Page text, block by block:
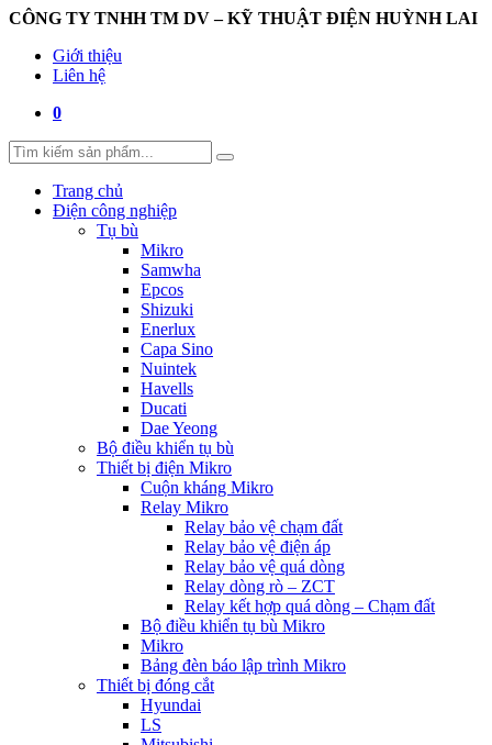
CÔNG TY TNHH TM DV – KỸ THUẬT ĐIỆN HUỲNH LAI
Giới thiệu
Liên hệ
0
Trang chủ
Điện công nghiệp
Tụ bù
Mikro
Samwha
Epcos
Shizuki
Enerlux
Capa Sino
Nuintek
Havells
Ducati
Dae Yeong
Bộ điều khiển tụ bù
Thiết bị điện Mikro
Cuộn kháng Mikro
Relay Mikro
Relay bảo vệ chạm đất
Relay bảo vệ điện áp
Relay bảo vệ quá dòng
Relay dòng rò – ZCT
Relay kết hợp quá dòng – Chạm đất
Bộ điều khiển tụ bù Mikro
Mikro
Bảng đèn báo lập trình Mikro
Thiết bị đóng cắt
Hyundai
LS